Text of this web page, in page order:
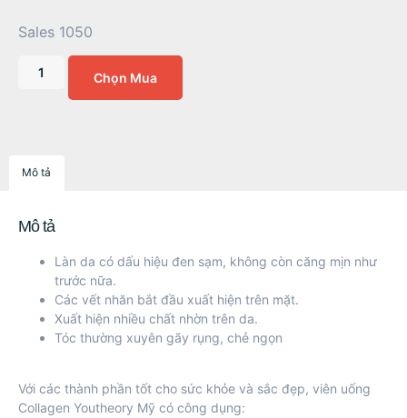
Sales 1050
Chọn Mua
Mô tả
Mô tả
Làn da có dấu hiệu đen sạm, không còn căng mịn như
trước nữa.
Các vết nhăn bắt đầu xuất hiện trên mặt.
Xuất hiện nhiều chất nhờn trên da.
Tóc thường xuyên gãy rụng, chẻ ngọn
Với các thành phần tốt cho sức khỏe và sắc đẹp, viên uống
Collagen Youtheory Mỹ có công dụng: